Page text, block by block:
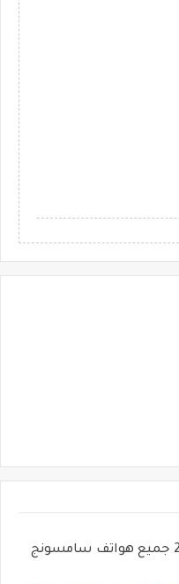
إعدادات الحساسية فري فاير 2026 جميع هواتف سامسونج